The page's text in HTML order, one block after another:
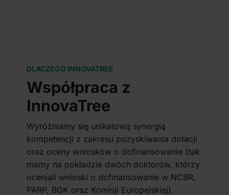
DLACZEGO INNOVATREE
Współpraca z
InnovaTree
Wyróżniamy się unikatową synergią
kompetencji z zakresu pozyskiwania dotacji
oraz oceny wniosków o dofinansowanie (tak
mamy na pokładzie dwóch doktorów, którzy
oceniali wnioski o dofinansowanie w NCBR,
PARP, BGK oraz Komisji Europejskiej).